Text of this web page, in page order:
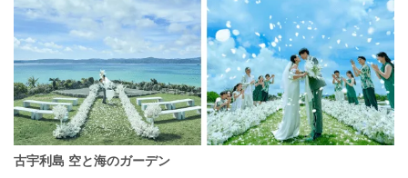
古宇利島 空と海のガーデン